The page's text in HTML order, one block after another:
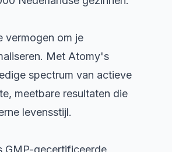
vermogen om je
Met Atomy's
spectrum van actieve
meetbare resultaten die
levensstijl.
GMP-gecertificeerde